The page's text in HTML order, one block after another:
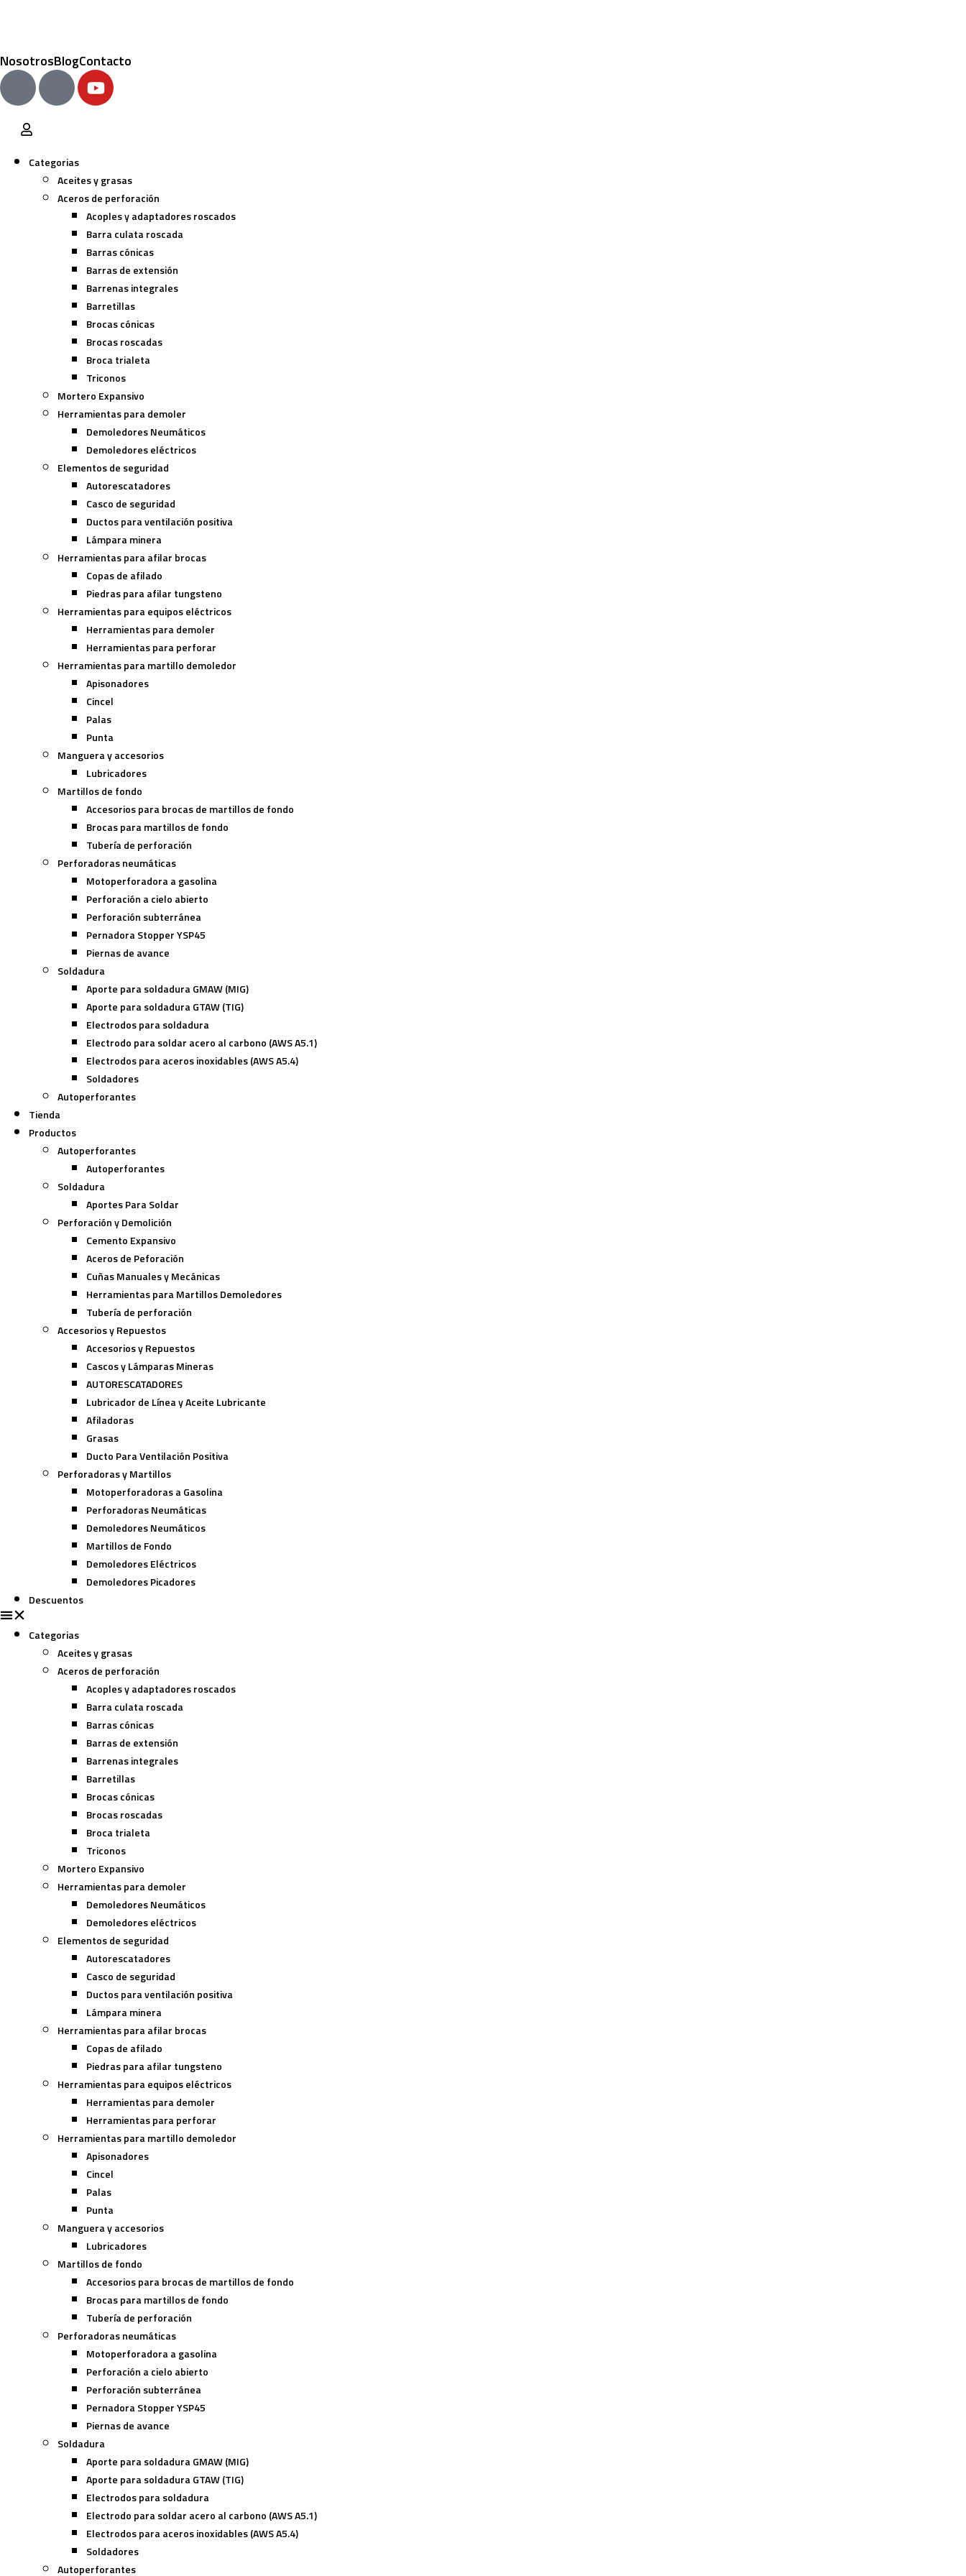
NosotrosBlogContacto
Categorias
Aceites y grasas
Aceros de perforación
Acoples y adaptadores roscados
Barra culata roscada
Barras cónicas
Barras de extensión
Barrenas integrales
Barretillas
Brocas cónicas
Brocas roscadas
Broca trialeta
Triconos
Mortero Expansivo
Herramientas para demoler
Demoledores Neumáticos
Demoledores eléctricos
Elementos de seguridad
Autorescatadores
Casco de seguridad
Ductos para ventilación positiva
Lámpara minera
Herramientas para afilar brocas
Copas de afilado
Piedras para afilar tungsteno
Herramientas para equipos eléctricos
Herramientas para demoler
Herramientas para perforar
Herramientas para martillo demoledor
Apisonadores
Cincel
Palas
Punta
Manguera y accesorios
Lubricadores
Martillos de fondo
Accesorios para brocas de martillos de fondo
Brocas para martillos de fondo
Tubería de perforación
Perforadoras neumáticas
Motoperforadora a gasolina
Perforación a cielo abierto
Perforación subterránea
Pernadora Stopper YSP45
Piernas de avance
Soldadura
Aporte para soldadura GMAW (MIG)
Aporte para soldadura GTAW (TIG)
Electrodos para soldadura
Electrodo para soldar acero al carbono (AWS A5.1)
Electrodos para aceros inoxidables (AWS A5.4)
Soldadores
Autoperforantes
Tienda
Productos
Autoperforantes
Autoperforantes
Soldadura
Aportes Para Soldar
Perforación y Demolición
Cemento Expansivo
Aceros de Peforación
Cuñas Manuales y Mecánicas
Herramientas para Martillos Demoledores
Tubería de perforación
Accesorios y Repuestos
Accesorios y Repuestos
Cascos y Lámparas Mineras
AUTORESCATADORES
Lubricador de Línea y Aceite Lubricante
Afiladoras
Grasas
Ducto Para Ventilación Positiva
Perforadoras y Martillos
Motoperforadoras a Gasolina
Perforadoras Neumáticas
Demoledores Neumáticos
Martillos de Fondo
Demoledores Eléctricos
Demoledores Picadores
Descuentos
Categorias
Aceites y grasas
Aceros de perforación
Acoples y adaptadores roscados
Barra culata roscada
Barras cónicas
Barras de extensión
Barrenas integrales
Barretillas
Brocas cónicas
Brocas roscadas
Broca trialeta
Triconos
Mortero Expansivo
Herramientas para demoler
Demoledores Neumáticos
Demoledores eléctricos
Elementos de seguridad
Autorescatadores
Casco de seguridad
Ductos para ventilación positiva
Lámpara minera
Herramientas para afilar brocas
Copas de afilado
Piedras para afilar tungsteno
Herramientas para equipos eléctricos
Herramientas para demoler
Herramientas para perforar
Herramientas para martillo demoledor
Apisonadores
Cincel
Palas
Punta
Manguera y accesorios
Lubricadores
Martillos de fondo
Accesorios para brocas de martillos de fondo
Brocas para martillos de fondo
Tubería de perforación
Perforadoras neumáticas
Motoperforadora a gasolina
Perforación a cielo abierto
Perforación subterránea
Pernadora Stopper YSP45
Piernas de avance
Soldadura
Aporte para soldadura GMAW (MIG)
Aporte para soldadura GTAW (TIG)
Electrodos para soldadura
Electrodo para soldar acero al carbono (AWS A5.1)
Electrodos para aceros inoxidables (AWS A5.4)
Soldadores
Autoperforantes